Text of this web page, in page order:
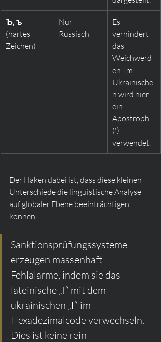
Ъ, ъ
(hartes
Zeichen)
Nur
Russisch
Es
verhindert
das
Weichwerd
en. Im
Ukrainische
n wird hier
ein
Apostroph
(')
verwendet.
Der Haken dabei ist, dass diese kleinen
Unterschiede die linguistische Analyse
auf globaler Ebene beeinträchtigen
können.
Sanktionsprüfungssysteme
erzeugen massenhaft
Fehlalarme, indem sie das
lateinische „I“ mit dem
ukrainischen „І“ im
Hexadezimalcode verwechseln.
Dies ist keine rein